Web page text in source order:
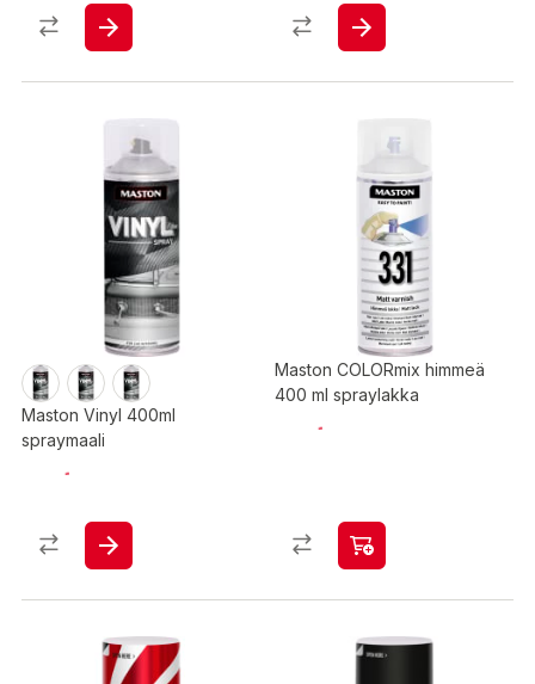
Maston Vinyl 400ml
spraymaali
Maston COLORmix himmeä
400 ml spraylakka